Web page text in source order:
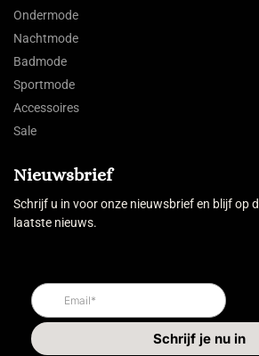
Ondermode
Nachtmode
Badmode
Sportmode
Accessoires
Sale
Nieuwsbrief
Schrijf u in voor onze nieuwsbrief en blijf op
laatste nieuws.